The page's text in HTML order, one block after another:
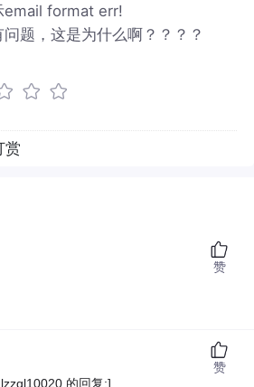
email format err!
题，这是为什么啊？？？？
赏
赞
的回复:]
赞